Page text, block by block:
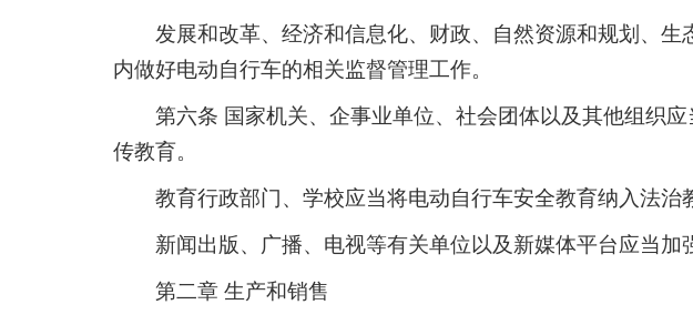
发展和改革、经济和信息化、财政、自然资源和规划、
内做好电动自行车的相关监督管理工作。
第六条 国家机关、企事业单位、社会团体以及其他组织
传教育。
教育行政部门、学校应当将电动自行车安全教育纳入法治
新闻出版、广播、电视等有关单位以及新媒体平台应当
第二章 生产和销售